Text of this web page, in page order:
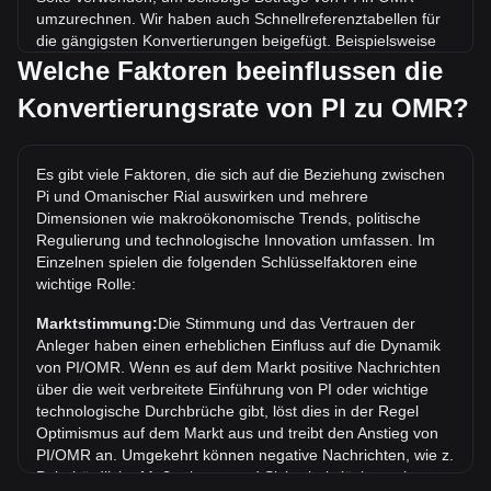
umzurechnen. Wir haben auch Schnellreferenztabellen für
die gängigsten Konvertierungen beigefügt. Beispielsweise
entsprechen 5 OMR 143.23 PI, während 5 PI etwa
0.1745OMR kosten.
Was ist der höchste Kurs von PI/OMR aller Zeiten?
Es bleibt abzuwarten, ob der Wert von 1 PI/OMR das
aktuelle Allzeithoch übertreffen wird.
Wie ist der Kurstrend von in OMR?
In den letzten 7 Tagen ist der Wechselkurs von Pi (PI) um
5.00% gestiegen. Im vergangenen Monat ist der
Wechselkurs von Pi (PI) gegenüber Omanischer Rial (OMR)
um 6.72% gefallen.
Welche Faktoren beeinflussen die
Konvertierungsrate von PI zu OMR?
Es gibt viele Faktoren, die sich auf die Beziehung zwischen
Pi und Omanischer Rial auswirken und mehrere
Dimensionen wie makroökonomische Trends, politische
Regulierung und technologische Innovation umfassen. Im
Einzelnen spielen die folgenden Schlüsselfaktoren eine
wichtige Rolle:
Marktstimmung:Die Stimmung und das Vertrauen der
Anleger haben einen erheblichen Einfluss auf die Dynamik
von PI/OMR. Wenn es auf dem Markt positive Nachrichten
über die weit verbreitete Einführung von PI oder wichtige
technologische Durchbrüche gibt, löst dies in der Regel
Optimismus auf dem Markt aus und treibt den Anstieg von
PI/OMR an. Umgekehrt können negative Nachrichten, wie z.
B. behördliche Maßnahmen und Sicherheitslücken, eine